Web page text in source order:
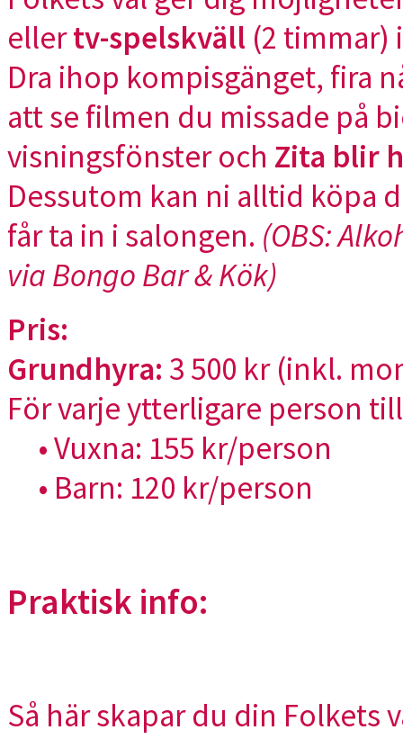
ellertv-spelskväll (2 timmar)
Dra ihop kompisgänget, fira
att se filmen du missade på
visningsfönster och Zita blir
Dessutom kan ni alltid köpa
får ta in i salongen. (OBS:
via Bongo Bar & Kök)
Pris:
Grundhyra: 3 500 kr (inkl.
För varje ytterligare person
• Vuxna: 155 kr/person
• Barn: 120 kr/person
Praktisk info:
Så här skapar du din Folkets